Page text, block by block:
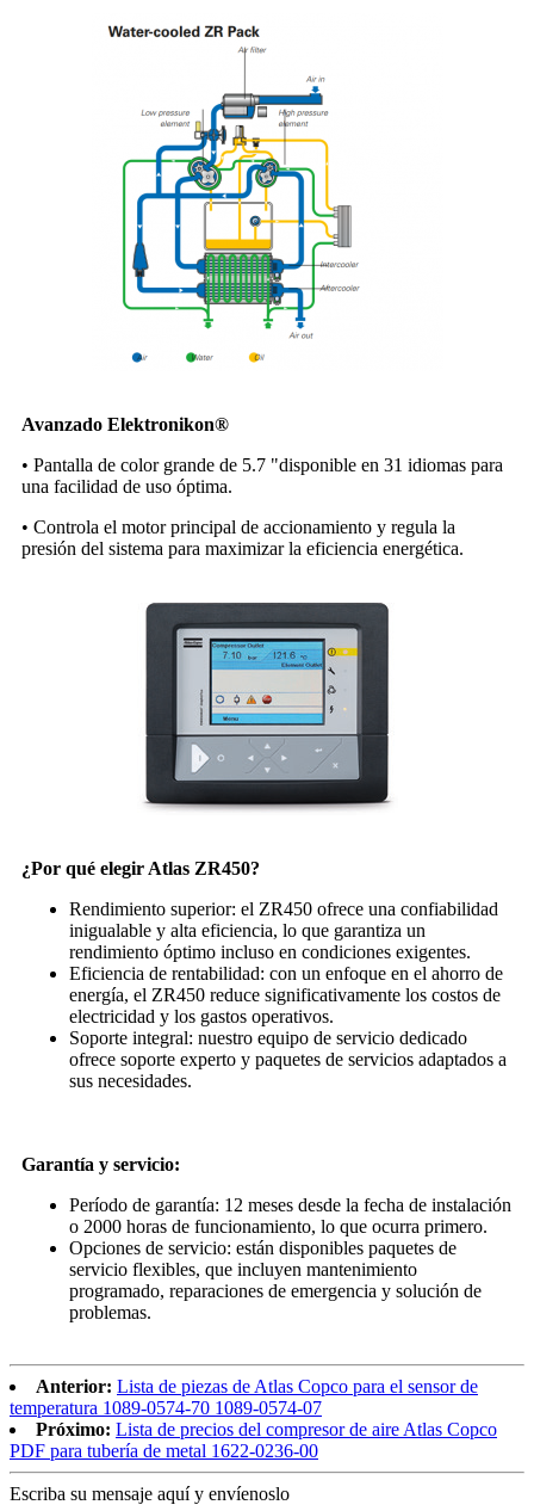
Avanzado Elektronikon®
• Pantalla de color grande de 5.7 "disponible en 31 idiomas para
una facilidad de uso óptima.
• Controla el motor principal de accionamiento y regula la
presión del sistema para maximizar la eficiencia energética.
¿Por qué elegir Atlas ZR450?
Rendimiento superior: el ZR450 ofrece una confiabilidad
inigualable y alta eficiencia, lo que garantiza un
rendimiento óptimo incluso en condiciones exigentes.
Eficiencia de rentabilidad: con un enfoque en el ahorro de
energía, el ZR450 reduce significativamente los costos de
electricidad y los gastos operativos.
Soporte integral: nuestro equipo de servicio dedicado
ofrece soporte experto y paquetes de servicios adaptados a
sus necesidades.
Garantía y servicio:
Período de garantía: 12 meses desde la fecha de instalación
o 2000 horas de funcionamiento, lo que ocurra primero.
Opciones de servicio: están disponibles paquetes de
servicio flexibles, que incluyen mantenimiento
programado, reparaciones de emergencia y solución de
problemas.
Anterior: Lista de piezas de Atlas Copco para el sensor de
temperatura 1089-0574-70 1089-0574-07
Próximo: Lista de precios del compresor de aire Atlas Copco
PDF para tubería de metal 1622-0236-00
Escriba su mensaje aquí y envíenoslo